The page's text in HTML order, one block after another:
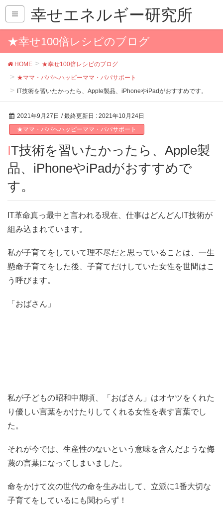
幸せエネルギー研究所
★幸せ100倍レシピのブログ
HOME
★幸せ100倍レシピのブログ
★ママ・パパへハッピーママ・パパサポート
IT技術を習いたかったら、Apple製品、iPhoneやiPadがおすすめです。
2021年9月27日 / 最終更新日 : 2021年10月24日
★ママ・パパへハッピーママ・パパサポート
IT技術を習いたかったら、Apple製
品、iPhoneやiPadがおすすめで
す。
IT革命真っ最中と言われる現在、仕事はどんどんIT技術が
組み込まれています。
私が子育てをしていて理不尽だと思っていることは、一生
懸命子育てをした後、子育てだけしていた女性を世間はこ
う呼びます。
「おばさん」
私が子どもの昭和中期頃、「おばさん」はオヤツをくれた
り優しい言葉をかけたりしてくれる女性を表す言葉でし
た。
それが今では、生産性のないという意味を含んだような侮
蔑の言葉になってしまいました。
命をかけて次の世代の命を生み出して、立派に1番大切な
子育てをしているにも関わらず！